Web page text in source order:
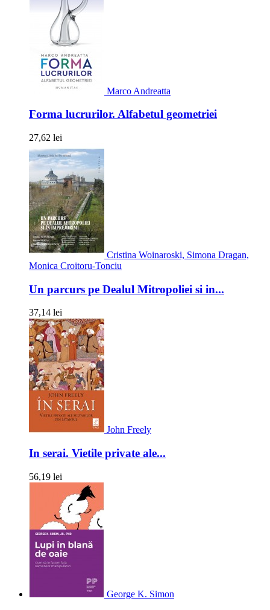
Marco Andreatta
Forma lucrurilor. Alfabetul geometriei
27,62 lei
Cristina Woinaroski, Simona Dragan,
Monica Croitoru-Tonciu
Un parcurs pe Dealul Mitropoliei si in...
37,14 lei
John Freely
In serai. Vietile private ale...
56,19 lei
George K. Simon